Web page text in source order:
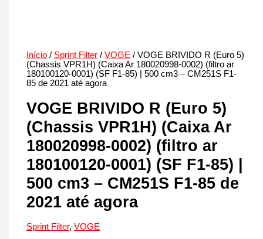
Início / Sprint Filter /VOGE / VOGE BRIVIDO R (Euro 5)
(Chassis VPR1H) (Caixa Ar 180020998-0002) (filtro ar
180100120-0001) (SF F1-85) | 500 cm3 – CM251S F1-
85 de 2021 até agora
VOGE BRIVIDO R (Euro 5)
(Chassis VPR1H) (Caixa Ar
180020998-0002) (filtro ar
180100120-0001) (SF F1-85) |
500 cm3 – CM251S F1-85 de
2021 até agora
Sprint Filter,VOGE